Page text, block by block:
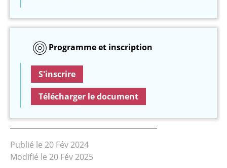
Programme et inscription
S'inscrire
Télécharger le document
Publié le 20 Fév 2024
Modifié le 20 Fév 2025